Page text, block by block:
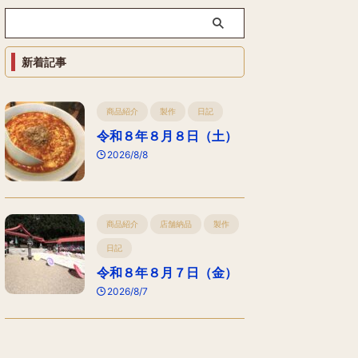
新着記事
商品紹介 製作 日記
令和８年８月８日（土）
2026/8/8
商品紹介 店舗納品 製作
日記
令和８年８月７日（金）
2026/8/7